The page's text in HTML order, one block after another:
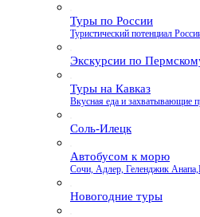
Туры по России
Туристический потенциал
Экскурсии по
Туры на Кавказ
Вкусная еда и захватывающие
Соль-Илецк
Автобусом к морю
Сочи, Адлер, Геленджик
Новогодние туры